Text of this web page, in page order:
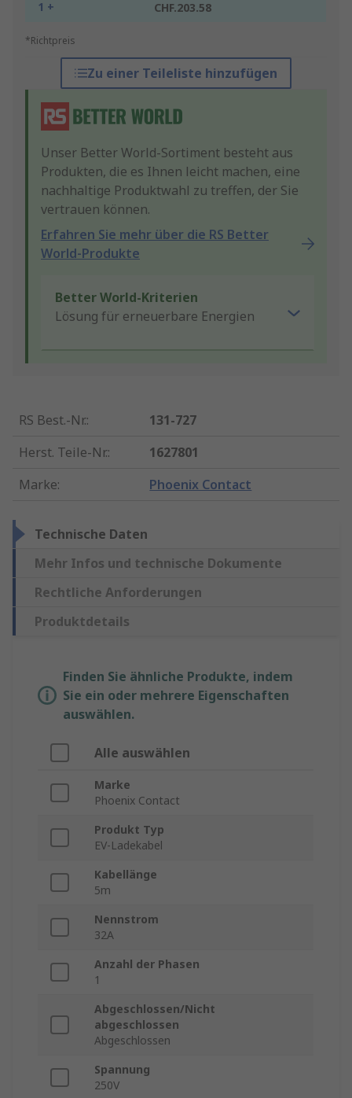
1 + CHF.203.58
*Richtpreis
Zu einer Teileliste hinzufügen
Unser Better World-Sortiment besteht aus
Produkten, die es Ihnen leicht machen, eine
nachhaltige Produktwahl zu treffen, der Sie
vertrauen können.
Erfahren Sie mehr über die RS Better
World-Produkte
Better World-Kriterien
Lösung für erneuerbare Energien
RS Best.-Nr.:
131-727
Herst. Teile-Nr.:
1627801
Marke: Phoenix Contact
Technische Daten
Mehr Infos und technische Dokumente
Rechtliche Anforderungen
Produktdetails
Finden Sie ähnliche Produkte, indem
Sie ein oder mehrere Eigenschaften
auswählen.
Alle auswählen
Marke
Phoenix Contact
Produkt Typ
EV-Ladekabel
Kabellänge
5m
Nennstrom
32A
Anzahl der Phasen
1
Abgeschlossen/Nicht
abgeschlossen
Abgeschlossen
Spannung
250V